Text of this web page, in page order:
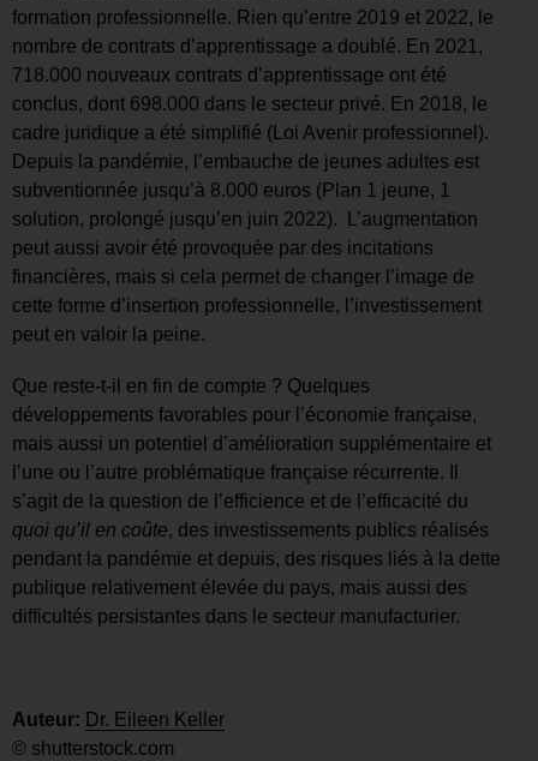
formation professionnelle. Rien qu’entre 2019 et 2022, le
nombre de contrats d’apprentissage a doublé. En 2021,
718.000 nouveaux contrats d’apprentissage ont été
conclus, dont 698.000 dans le secteur privé. En 2018, le
cadre juridique a été simplifié (Loi Avenir professionnel).
Depuis la pandémie, l’embauche de jeunes adultes est
subventionnée jusqu’à 8.000 euros (Plan 1 jeune, 1
solution, prolongé jusqu’en juin 2022). L’augmentation
peut aussi avoir été provoquée par des incitations
financières, mais si cela permet de changer l’image de
cette forme d’insertion professionnelle, l’investissement
peut en valoir la peine.
Que reste-t-il en fin de compte ? Quelques
développements favorables pour l’économie française,
mais aussi un potentiel d’amélioration supplémentaire et
l’une ou l’autre problématique française récurrente. Il
s’agit de la question de l’efficience et de l’efficacité du
quoi qu’il en coûte, des investissements publics réalisés
pendant la pandémie et depuis, des risques liés à la dette
publique relativement élevée du pays, mais aussi des
difficultés persistantes dans le secteur manufacturier.
Auteur: Dr. Eileen Keller
© shutterstock.com